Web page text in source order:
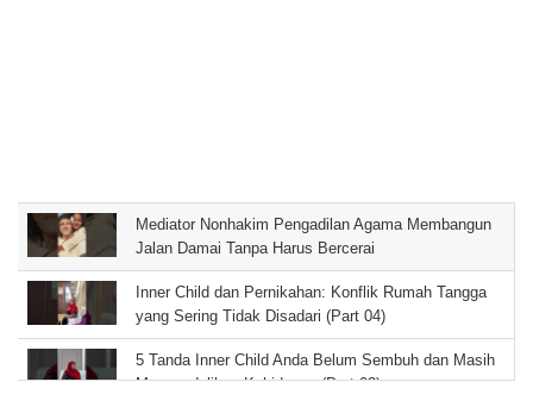
Mediator Nonhakim Pengadilan Agama Membangun
Jalan Damai Tanpa Harus Bercerai
Inner Child dan Pernikahan: Konflik Rumah Tangga
yang Sering Tidak Disadari (Part 04)
5 Tanda Inner Child Anda Belum Sembuh dan Masih
Mengendalikan Kehidupan (Part 03)